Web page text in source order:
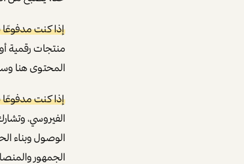
إذا كنت مدفوعًا
المحتوى هنا
إذا كنت مدفوعًا
الفيروسي،
الوصول وبناء
الجمهور